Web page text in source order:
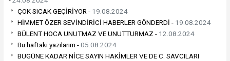
ÇOK SICAK GEÇİRİYOR - 19.08.2024
HİMMET ÖZER SEVİNDİRİCİ HABERLER GÖNDERDİ - 19.08.2024
BÜLENT HOCA UNUTMAZ VE UNUTTURMAZ - 12.08.2024
Bu haftaki yazılarım -05.08.2024
BUGÜNE KADAR NİCE SAYIN HAKİMLER VE DE C. SAVCILARI